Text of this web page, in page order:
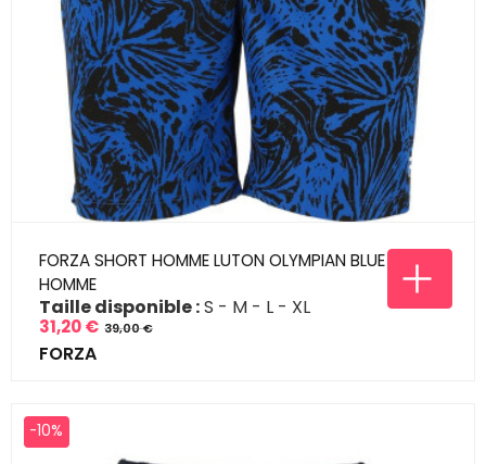
FORZA SHORT HOMME LUTON OLYMPIAN BLUE
HOMME
Prix
31,20 €
Prix
de
39,00 €
Taille disponible :S M L
XL
FORZA
-10%